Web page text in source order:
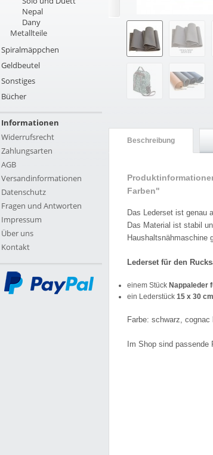
Nepal
Dany
Metallteile
Spiralmäppchen
Geldbeutel
Sonstiges
Bücher
Informationen
Widerrufsrecht
Zahlungsarten
AGB
Versandinformationen
Datenschutz
Fragen und Antworten
Impressum
Über uns
Kontakt
Beschreibung
Farben"
Das Lederset ist genau
Das Material ist stabil
Haushaltsnähmaschine
Lederset für den
einem Stück Nappaleder
ein Lederstück 15 x 30
Farbe: schwarz,
Im Shop sind passende